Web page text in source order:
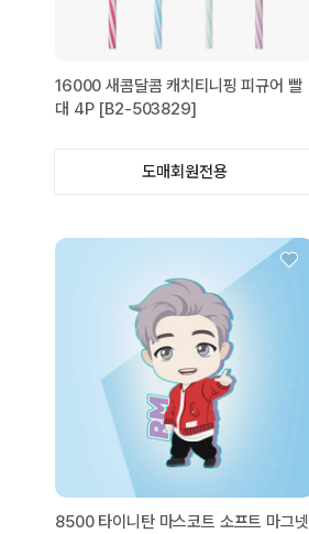
16000 새콤달콤 캐치티니핑 피규어 빨
대 4P [B2-503829]
도매회원전용
8500 타이니탄 마스코트 소프트 마그넷